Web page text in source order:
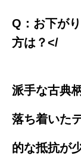
Q：お下が
方は？</
派手な古典
落ち着いた
的な抵抗が